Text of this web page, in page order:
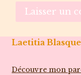
Laetitia
Découvre mon